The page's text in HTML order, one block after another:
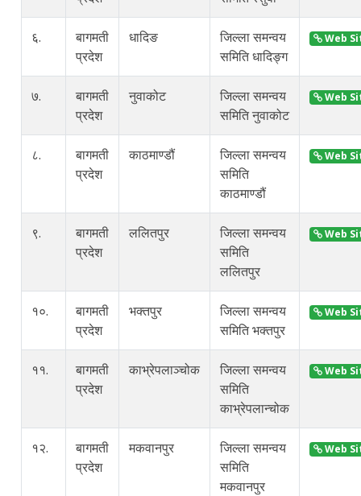
६.
बागमती
प्रदेश
धादिङ
जिल्ला समन्वय
समिति धादिङ्ग
Web
७.
बागमती
प्रदेश
नुवाकोट
जिल्ला समन्वय
समिति नुवाकोट
Web
८.
बागमती
प्रदेश
काठमाण्डौं
जिल्ला समन्वय
समिति
काठमाण्डौं
Web
९.
बागमती
प्रदेश
ललितपुर
जिल्ला समन्वय
समिति
ललितपुर
Web
१०.
बागमती
प्रदेश
भक्तपुर
जिल्ला समन्वय
समिति भक्तपुर
Web
११.
बागमती
प्रदेश
काभ्रेपलाञ्चोक
जिल्ला समन्वय
समिति
काभ्रेपलान्चोक
Web
१२.
बागमती
प्रदेश
मकवानपुर
जिल्ला समन्वय
समिति
मकवानपुर
Web